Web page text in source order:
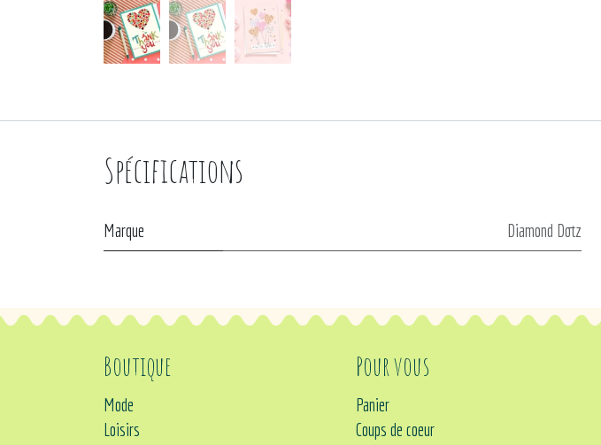
Spécifications
Marque Diamond Dotz
Boutique
Mode
Loisirs
Pour vous
Panier
Coups de coeur